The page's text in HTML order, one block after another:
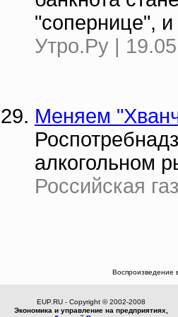
"сопернице",
Утро.Ру |
Меняем
алкогольном
Российская
Воспроизведение
EUP.RU - Copyright © 2002-2008
Экономика и управление на предприятиях,